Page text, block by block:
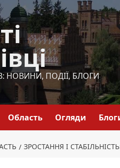
НОВИНИ, ПОДІЇ, БЛОГИ
Область Огляди
ЗРОСТАННЯ І